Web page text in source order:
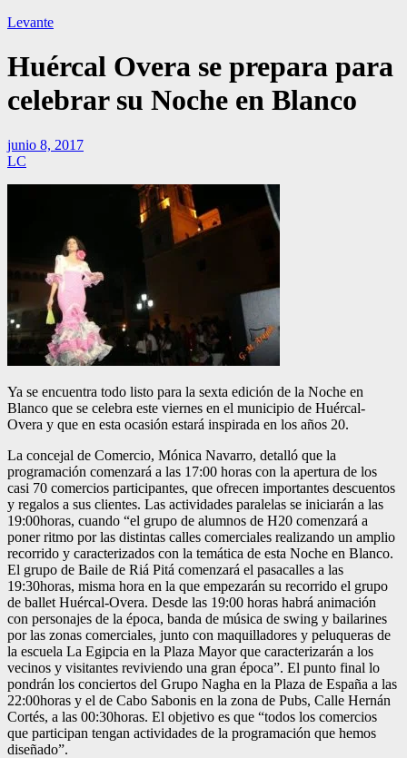
Levante
Huércal Overa se prepara para
celebrar su Noche en Blanco
junio 8, 2017
LC
Ya se encuentra todo listo para la sexta edición de la Noche en
Blanco que se celebra este viernes en el municipio de Huércal-
Overa y que en esta ocasión estará inspirada en los años 20.
La concejal de Comercio, Mónica Navarro, detalló que la
programación comenzará a las 17:00 horas con la apertura de los
casi 70 comercios participantes, que ofrecen importantes descuentos
y regalos a sus clientes. Las actividades paralelas se iniciarán a las
19:00horas, cuando “el grupo de alumnos de H20 comenzará a
poner ritmo por las distintas calles comerciales realizando un amplio
recorrido y caracterizados con la temática de esta Noche en Blanco.
El grupo de Baile de Riá Pitá comenzará el pasacalles a las
19:30horas, misma hora en la que empezarán su recorrido el grupo
de ballet Huércal-Overa. Desde las 19:00 horas habrá animación
con personajes de la época, banda de música de swing y bailarines
por las zonas comerciales, junto con maquilladores y peluqueras de
la escuela La Egipcia en la Plaza Mayor que caracterizarán a los
vecinos y visitantes reviviendo una gran época”. El punto final lo
pondrán los conciertos del Grupo Nagha en la Plaza de España a las
22:00horas y el de Cabo Sabonis en la zona de Pubs, Calle Hernán
Cortés, a las 00:30horas. El objetivo es que “todos los comercios
que participan tengan actividades de la programación que hemos
diseñado”.